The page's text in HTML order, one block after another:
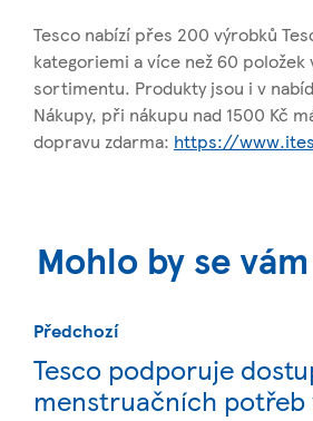
Tesco nabízí přes 200 výrobků
kategoriemi a více než 60
sortimentu. Produkty jsou i v
Nákupy, při nákupu nad 1500 Kč
dopravu zdarma: https://
Mohlo by se
Předchozí
Tesco podporuje
menstruačních potřeb